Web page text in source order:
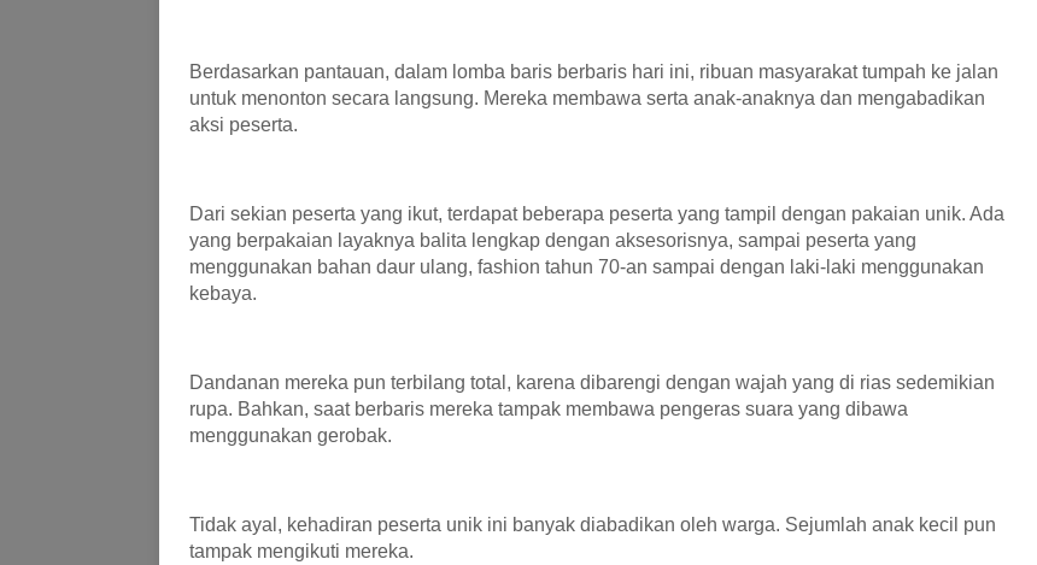
Berdasarkan pantauan, dalam lomba baris berbaris hari ini, ribuan masyarakat tumpah ke jalan
untuk menonton secara langsung. Mereka membawa serta anak-anaknya dan mengabadikan
aksi peserta.
Dari sekian peserta yang ikut, terdapat beberapa peserta yang tampil dengan pakaian unik. Ada
yang berpakaian layaknya balita lengkap dengan aksesorisnya, sampai peserta yang
menggunakan bahan daur ulang, fashion tahun 70-an sampai dengan laki-laki menggunakan
kebaya.
Dandanan mereka pun terbilang total, karena dibarengi dengan wajah yang di rias sedemikian
rupa. Bahkan, saat berbaris mereka tampak membawa pengeras suara yang dibawa
menggunakan gerobak.
Tidak ayal, kehadiran peserta unik ini banyak diabadikan oleh warga. Sejumlah anak kecil pun
tampak mengikuti mereka.